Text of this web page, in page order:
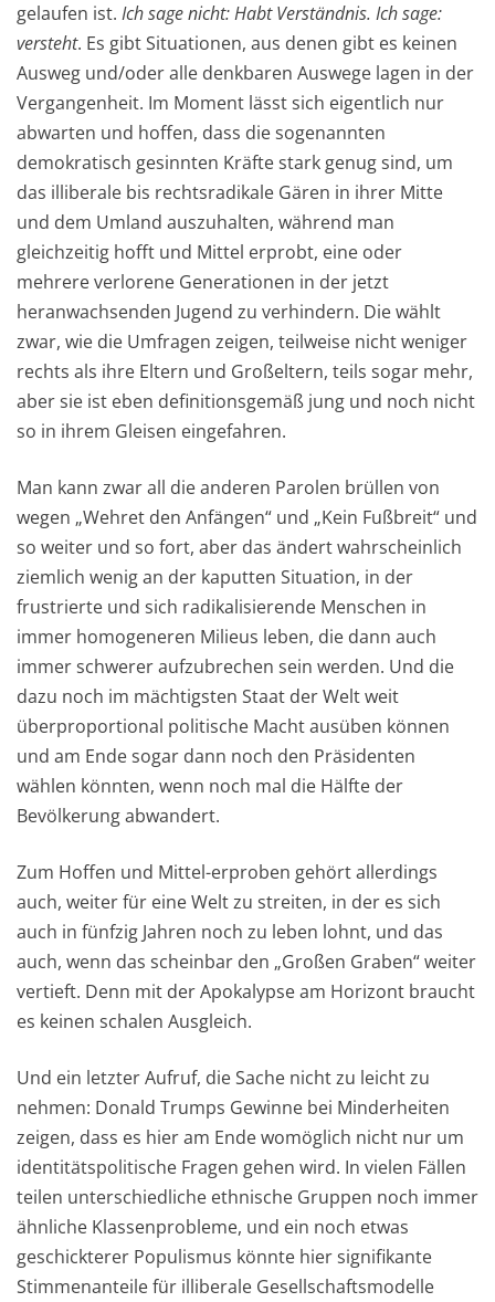
gelaufen ist. Ich sage nicht: Habt Verständnis. Ich sage:
versteht. Es gibt Situationen, aus denen gibt es keinen
Ausweg und/oder alle denkbaren Auswege lagen in der
Vergangenheit. Im Moment lässt sich eigentlich nur
abwarten und hoffen, dass die sogenannten
demokratisch gesinnten Kräfte stark genug sind, um
das illiberale bis rechtsradikale Gären in ihrer Mitte
und dem Umland auszuhalten, während man
gleichzeitig hofft und Mittel erprobt, eine oder
mehrere verlorene Generationen in der jetzt
heranwachsenden Jugend zu verhindern. Die wählt
zwar, wie die Umfragen zeigen, teilweise nicht weniger
rechts als ihre Eltern und Großeltern, teils sogar mehr,
aber sie ist eben definitionsgemäß jung und noch nicht
so in ihrem Gleisen eingefahren.
Man kann zwar all die anderen Parolen brüllen von
wegen „Wehret den Anfängen“ und „Kein Fußbreit“ und
so weiter und so fort, aber das ändert wahrscheinlich
ziemlich wenig an der kaputten Situation, in der
frustrierte und sich radikalisierende Menschen in
immer homogeneren Milieus leben, die dann auch
immer schwerer aufzubrechen sein werden. Und die
dazu noch im mächtigsten Staat der Welt weit
überproportional politische Macht ausüben können
und am Ende sogar dann noch den Präsidenten
wählen könnten, wenn noch mal die Hälfte der
Bevölkerung abwandert.
Zum Hoffen und Mittel-erproben gehört allerdings
auch, weiter für eine Welt zu streiten, in der es sich
auch in fünfzig Jahren noch zu leben lohnt, und das
auch, wenn das scheinbar den „Großen Graben“ weiter
vertieft. Denn mit der Apokalypse am Horizont braucht
es keinen schalen Ausgleich.
Und ein letzter Aufruf, die Sache nicht zu leicht zu
nehmen: Donald Trumps Gewinne bei Minderheiten
zeigen, dass es hier am Ende womöglich nicht nur um
identitätspolitische Fragen gehen wird. In vielen Fällen
teilen unterschiedliche ethnische Gruppen noch immer
ähnliche Klassenprobleme, und ein noch etwas
geschickterer Populismus könnte hier signifikante
Stimmenanteile für illiberale Gesellschaftsmodelle